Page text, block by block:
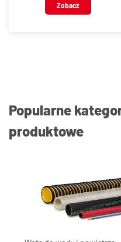
Zobacz
Popularne
produktowe